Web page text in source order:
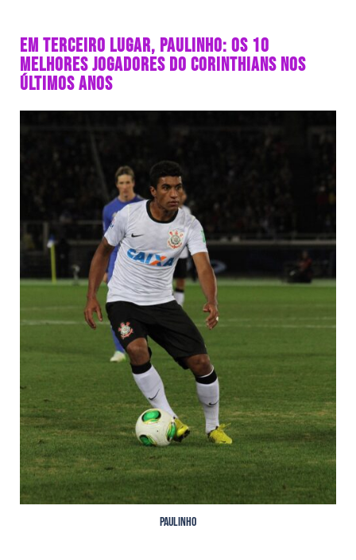
EM TERCEIRO LUGAR, PAULINHO: OS 10
MELHORES JOGADORES DO CORINTHIANS NOS
ÚLTIMOS ANOS
Paulinho